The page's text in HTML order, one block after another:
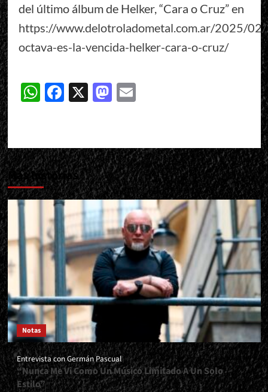
del último álbum de Helker, “Cara o Cruz” en
https://www.delotroladometal.com.ar/2025/
octava-es-la-vencida-helker-cara-o-cruz/
WhatsApp
Facebook
X Mastodon
Email
Más historias
Notas
Entrevista con Germán Pascual
“Nunca Me Vi Como Un Músico Limitado A Un Solo
Estilo”